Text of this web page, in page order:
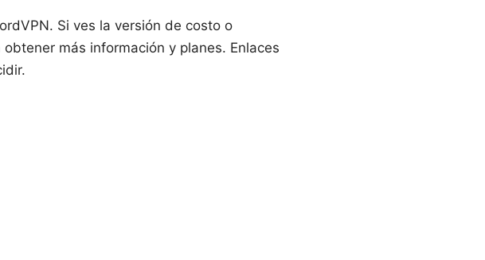
Si ves la versión de costo o
más información y planes. Enlaces